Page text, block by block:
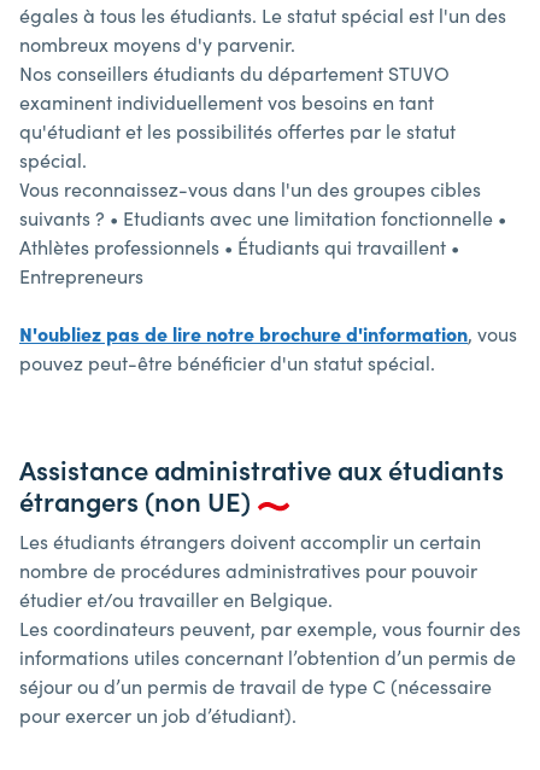
égales à tous les étudiants. Le statut spécial est l'un des
nombreux moyens d'y parvenir.
Nos conseillers étudiants du département STUVO
examinent individuellement vos besoins en tant
qu'étudiant et les possibilités offertes par le statut
spécial.
Vous reconnaissez-vous dans l'un des groupes cibles
suivants ? • Etudiants avec une limitation fonctionnelle •
Athlètes professionnels • Étudiants qui travaillent •
Entrepreneurs
N'oubliez pas de lire notre brochure d'information, vous
pouvez peut-être bénéficier d'un statut spécial.
Assistance administrative aux étudiants
étrangers (non UE)
Les étudiants étrangers doivent accomplir un certain
nombre de procédures administratives pour pouvoir
étudier et/ou travailler en Belgique.
Les coordinateurs peuvent, par exemple, vous fournir des
informations utiles concernant l’obtention d’un permis de
séjour ou d’un permis de travail de type C (nécessaire
pour exercer un job d’étudiant).